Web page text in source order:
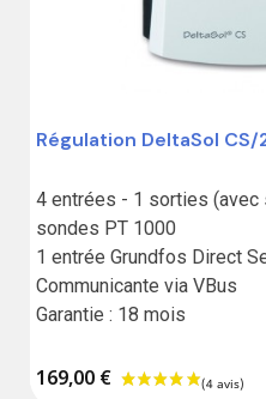
Régulation DeltaSol CS/
4 entrées - 1 sorties (avec
sondes PT 1000
1 entrée Grundfos Direct
Communicante via VBus
Garantie : 18 mois
169,00 €